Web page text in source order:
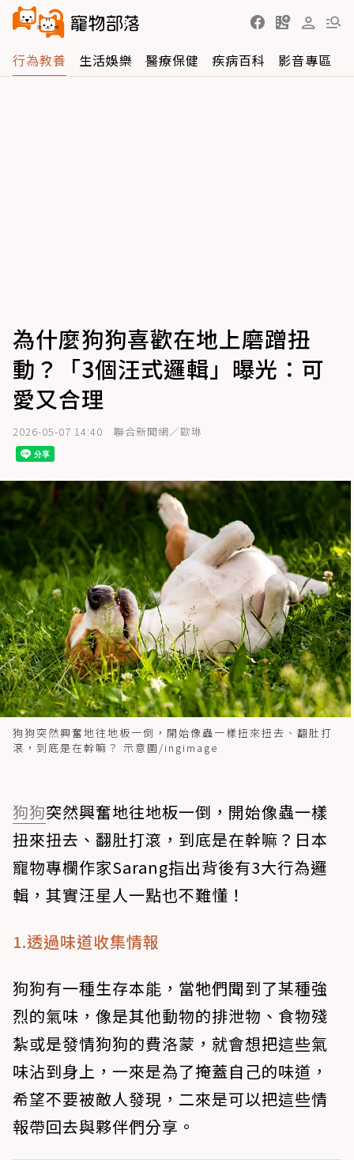
行為教養 生活娛樂 醫療保健 疾病百科 影音專區
為什麼狗狗喜歡在地上磨蹭扭
動？「3個汪式邏輯」曝光：可
愛又合理
2026-05-07 14:40 聯合新聞網／歐琳
狗狗突然興奮地往地板一倒，開始像蟲一樣扭來扭去、翻肚打
滾，到底是在幹嘛？ 示意圖/ingimage
狗狗突然興奮地往地板一倒，開始像蟲一樣
扭來扭去、翻肚打滾，到底是在幹嘛？日本
寵物專欄作家Sarang指出背後有3大行為邏
輯，其實汪星人一點也不難懂！
1.透過味道收集情報
狗狗有一種生存本能，當牠們聞到了某種強
烈的氣味，像是其他動物的排泄物、食物殘
紮或是發情狗狗的費洛蒙，就會想把這些氣
味沾到身上，一來是為了掩蓋自己的味道，
希望不要被敵人發現，二來是可以把這些情
報帶回去與夥伴們分享。